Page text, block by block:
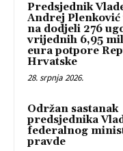
Predsjednik
Andrej Plenković
na dodjeli 276
vrijednih 6,95
eura potpore
Hrvatske
28. srpnja 2026.
Održan sastanak
predsjednika
federalnog
pravde